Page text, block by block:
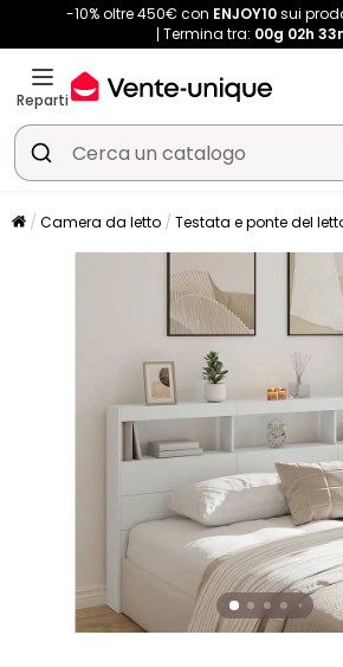
-10% oltre 450€ con ENJOY10sui
Termina tra: 00g 02h
Reparti
Camera da letto Testata e ponte del